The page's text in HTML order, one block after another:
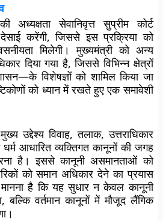
अध्यक्षता सेवानिवृत्त सुप्रीम कोर्ट
करेंगी, जिससे इस प्रक्रिया को
मिलेगी। मुख्यमंत्री को अन्य
दिया गया है, जिससे विभिन्न क्षेत्रों
विशेषज्ञों को शामिल किया जा
को ध्यान में रखते हुए एक समावेशी
उद्देश्य विवाह, तलाक, उत्तराधिकार
आधारित व्यक्तिगत कानूनों की जगह
है। इससे कानूनी असमानताओं को
को समान अधिकार देने का प्रयास
है कि यह सुधार न केवल कानूनी
बल्कि वर्तमान कानूनों में मौजूद लैंगिक